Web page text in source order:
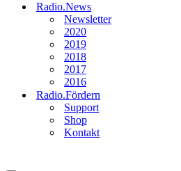
Radio.News
Newsletter
2020
2019
2018
2017
2016
Radio.Fördern
Support
Shop
Kontakt